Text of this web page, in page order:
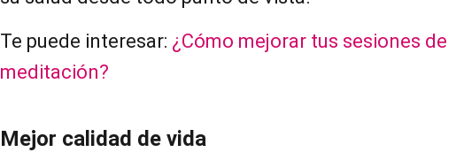
Te puede interesar: ¿Cómo mejorar tus sesiones de
meditación?
Mejor calidad de vida